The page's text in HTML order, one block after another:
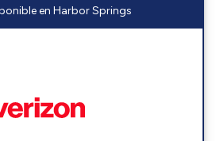
en Harbor Springs